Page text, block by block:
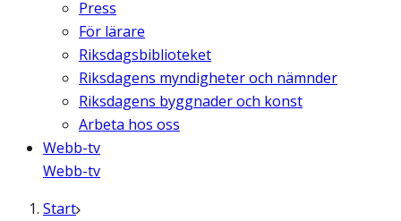
Press
För lärare
Riksdagsbiblioteket
Riksdagens myndigheter och nämnder
Riksdagens byggnader och konst
Arbeta hos oss
Webb-tv
Webb-tv
Start